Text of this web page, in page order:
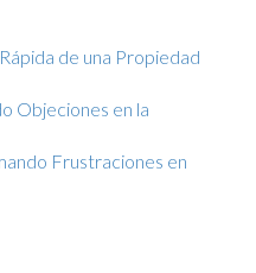
de una Propiedad
Objeciones en la
Frustraciones en